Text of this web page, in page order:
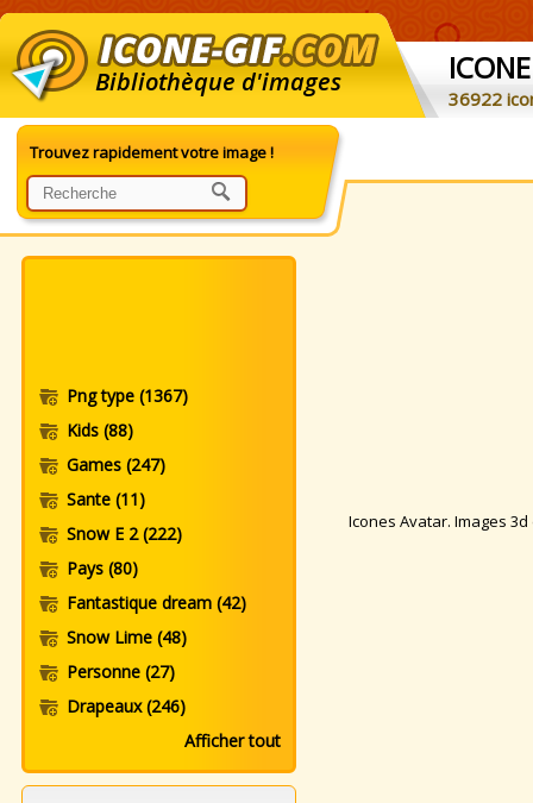
Bibliothèque d'images ICONE
36922
Trouvez rapidement votre image !
Png type (1367)
Kids (88)
Games (247)
Sante (11)
Snow E 2(222)
Pays (80)
Fantastique dream (42)
Snow Lime (48)
Personne (27)
Drapeaux(246)
Afficher tout
Icones Avatar. Images